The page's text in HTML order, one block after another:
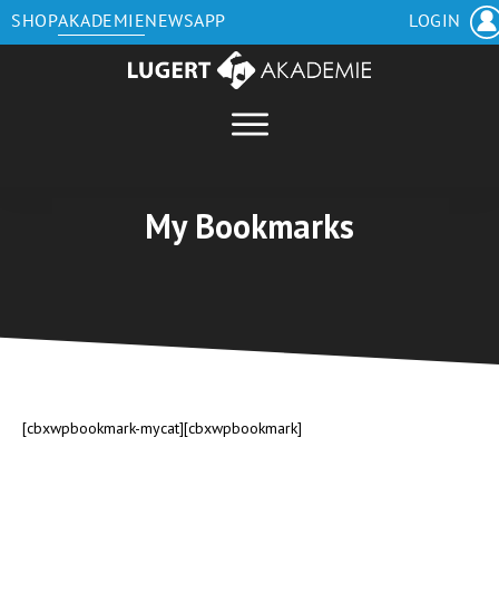
My Bookmarks
[cbxwpbookmark-mycat][cbxwpbookmark]
SHOPAKADEMIENEWSAPP LOGIN